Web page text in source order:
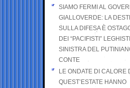
SIAMO FERMI AL
GIALLOVERDE: LA
SULLA DIFESA È
DEI “PACIFISTI”
SINISTRA DEL
CONTE
LE ONDATE DI CALORE
QUEST’ESTATE HANNO